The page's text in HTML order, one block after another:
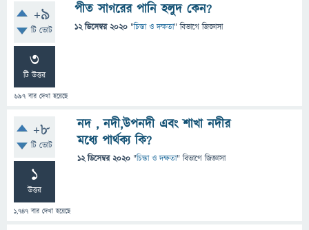
+9
টি ভোট
3
টি উত্তর
697 বার দেখা হয়েছে
পীত সাগরের পানি হলুদ কেন?
12 ডিসেম্বর 2020 "চিন্তা ও দক্ষতা" বিভাগে জিজ্ঞাসা
+8
টি ভোট
1
উত্তর
1,747 বার দেখা হয়েছে
নদ , নদী,উপনদী এবং শাখা নদীর
মধ্যে পার্থক্য কি?
12 ডিসেম্বর 2020 "চিন্তা ও দক্ষতা" বিভাগে জিজ্ঞাসা